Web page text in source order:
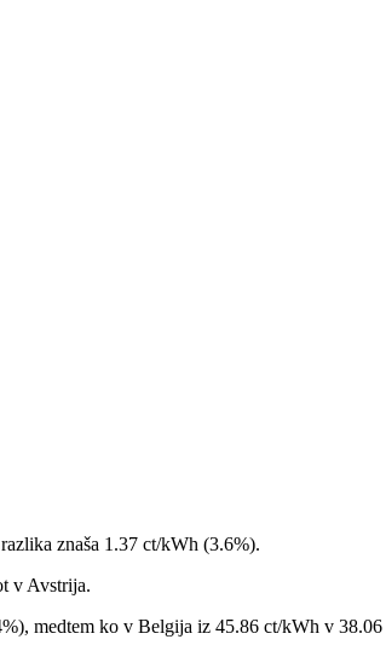
znaša 1.37 ct/kWh (3.6%).
v Avstrija.
medtem ko v Belgija iz 45.86 ct/kWh v